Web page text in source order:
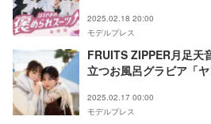
2025.02.18 20:00
モデルプレス
FRUITS ZIPPER月足天
立つお風呂グラビア「
2025.02.17 00:00
モデルプレス